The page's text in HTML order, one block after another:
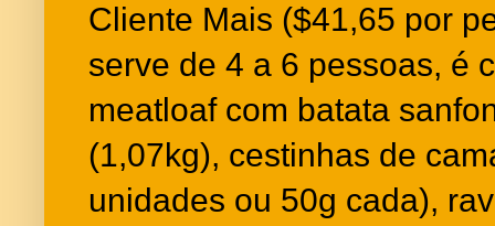
Cliente Mais ($41,65 por
serve de 4 a 6 pessoas, é
meatloaf com batata
(1,07kg), cestinhas de
unidades ou 50g cada),